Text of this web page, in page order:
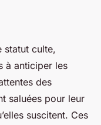
statut culte,
à anticiper les
des
saluées pour leur
suscitent. Ces